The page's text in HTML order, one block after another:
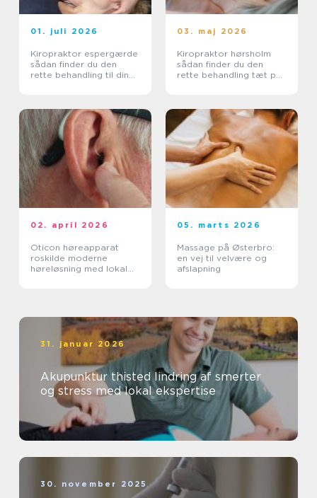
01. juli 2026
Kiropraktor espergærde
sådan finder du den
rette behandling til dine
03. maj 2026
Kiropraktor hørsholm
sådan finder du den
rette behandling tæt på
02. april 2026
Oticon høreapparat
roskilde moderne
høreløsning med lokal
05. marts 2026
Massage på Østerbro:
en vej til velvære og
afslapning
31. januar 2026
Akupunktur thisted lindring af smerter
og stress med lokal ekspertise
30. november 2025